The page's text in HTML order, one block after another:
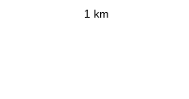
1 km